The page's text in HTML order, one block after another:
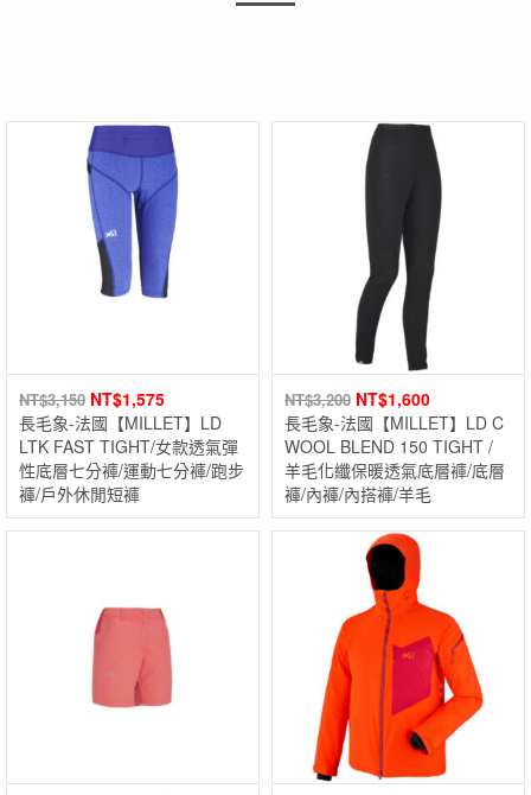
NT$3,150 NT$1,575
長毛象-法國【MILLET】LD
LTK FAST TIGHT/女款透氣彈
性底層七分褲/運動七分褲/跑步
褲/戶外休閒短褲
NT$3,200 NT$1,600
長毛象-法國【MILLET】LD C
WOOL BLEND 150 TIGHT /
羊毛化纖保暖透氣底層褲/底層
褲/內褲/內搭褲/羊毛